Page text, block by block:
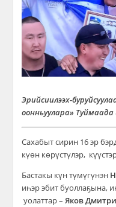
Эрийсиилээх-
оонньуулара»
Сахабыт сирин 16 эр
күөн көрүстүлэр,
Бастакы күн түмүгүнэн
иһэр эбит буоллаҕына,
уолаттар –Яков